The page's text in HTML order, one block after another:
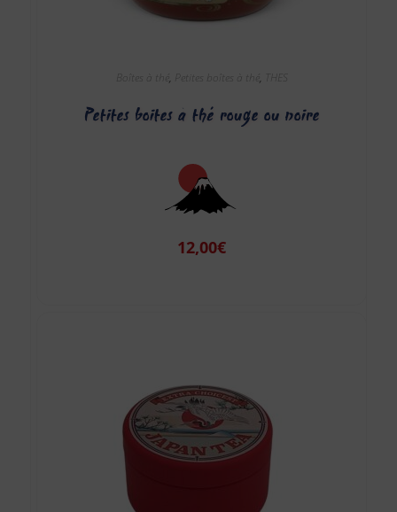
Boîtes à thé , Petites boîtes à thé , THES
Petites boites à thé rouge ou noire
12,00€